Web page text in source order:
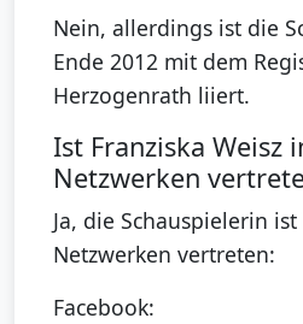
Nein, allerdings ist die
Ende 2012 mit dem
Herzogenrath liiert.
Ist Franziska Weisz
Netzwerken
Ja, die Schauspielerin
Netzwerken vertreten:
Facebook: